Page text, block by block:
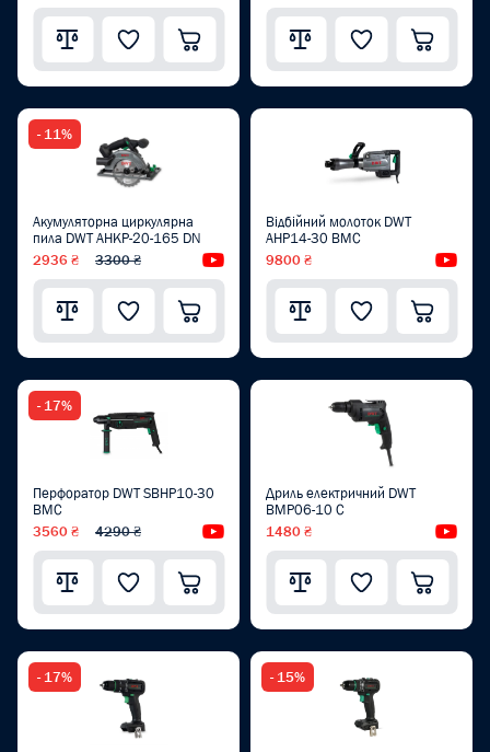
- 11%
Акумуляторна циркулярна
пила DWT AHKP-20-165 DN
2936 ₴ 3300 ₴ Відеоогляд
Відбійний молоток DWT
AHP14-30 BMC
9800 ₴
- 17%
Перфоратор DWT SBHP10-30
BMC
3560 ₴ 4290 ₴ Відеоогляд
Дриль електричний DWT
BMP06-10 C
1480 ₴
- 17% - 15%